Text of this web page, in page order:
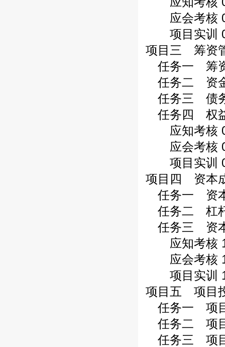
应会考核
项目实训
项目三 筹资
任务一 筹
任务二 资
任务三 债
任务四 权
应知考核
应会考核
项目实训
项目四 资本
任务一 资
任务二 杠
任务三 资
应知考核
应会考核
项目实训
项目五 项目
任务一 项
任务二 项目
任务三 项目